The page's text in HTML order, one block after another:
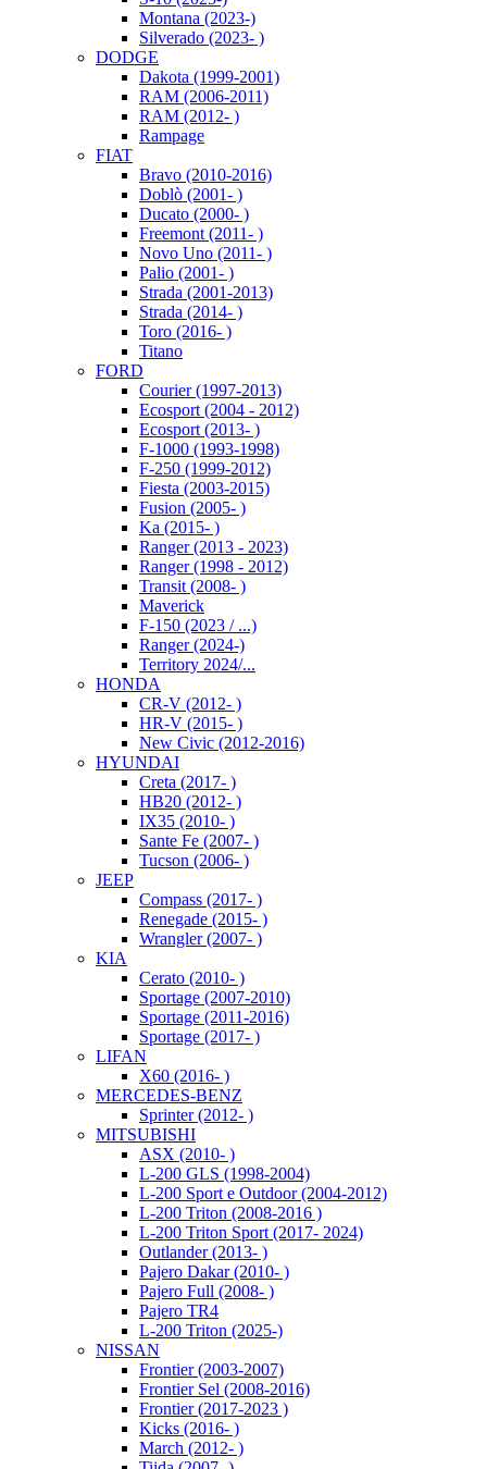
Montana (2023-)
Silverado (2023- )
DODGE
Dakota (1999-2001)
RAM (2006-2011)
RAM (2012- )
Rampage
FIAT
Bravo (2010-2016)
Doblò (2001- )
Ducato (2000- )
Freemont (2011- )
Novo Uno (2011- )
Palio (2001- )
Strada (2001-2013)
Strada (2014- )
Toro (2016- )
Titano
FORD
Courier (1997-2013)
Ecosport (2004 - 2012)
Ecosport (2013- )
F-1000 (1993-1998)
F-250 (1999-2012)
Fiesta (2003-2015)
Fusion (2005- )
Ka (2015- )
Ranger (2013 - 2023)
Ranger (1998 - 2012)
Transit (2008- )
Maverick
F-150 (2023 / ...)
Ranger (2024-)
Territory 2024/...
HONDA
CR-V (2012- )
HR-V (2015- )
New Civic (2012-2016)
HYUNDAI
Creta (2017- )
HB20 (2012- )
IX35 (2010- )
Sante Fe (2007- )
Tucson (2006- )
JEEP
Compass (2017- )
Renegade (2015- )
Wrangler (2007- )
KIA
Cerato (2010- )
Sportage (2007-2010)
Sportage (2011-2016)
Sportage (2017- )
LIFAN
X60 (2016- )
MERCEDES-BENZ
Sprinter (2012- )
MITSUBISHI
ASX (2010- )
L-200 GLS (1998-2004)
L-200 Sport e Outdoor (2004-2012)
L-200 Triton (2008-2016 )
L-200 Triton Sport (2017- 2024)
Outlander (2013- )
Pajero Dakar (2010- )
Pajero Full (2008- )
Pajero TR4
L-200 Triton (2025-)
NISSAN
Frontier (2003-2007)
Frontier Sel (2008-2016)
Frontier (2017-2023 )
Kicks (2016- )
March (2012- )